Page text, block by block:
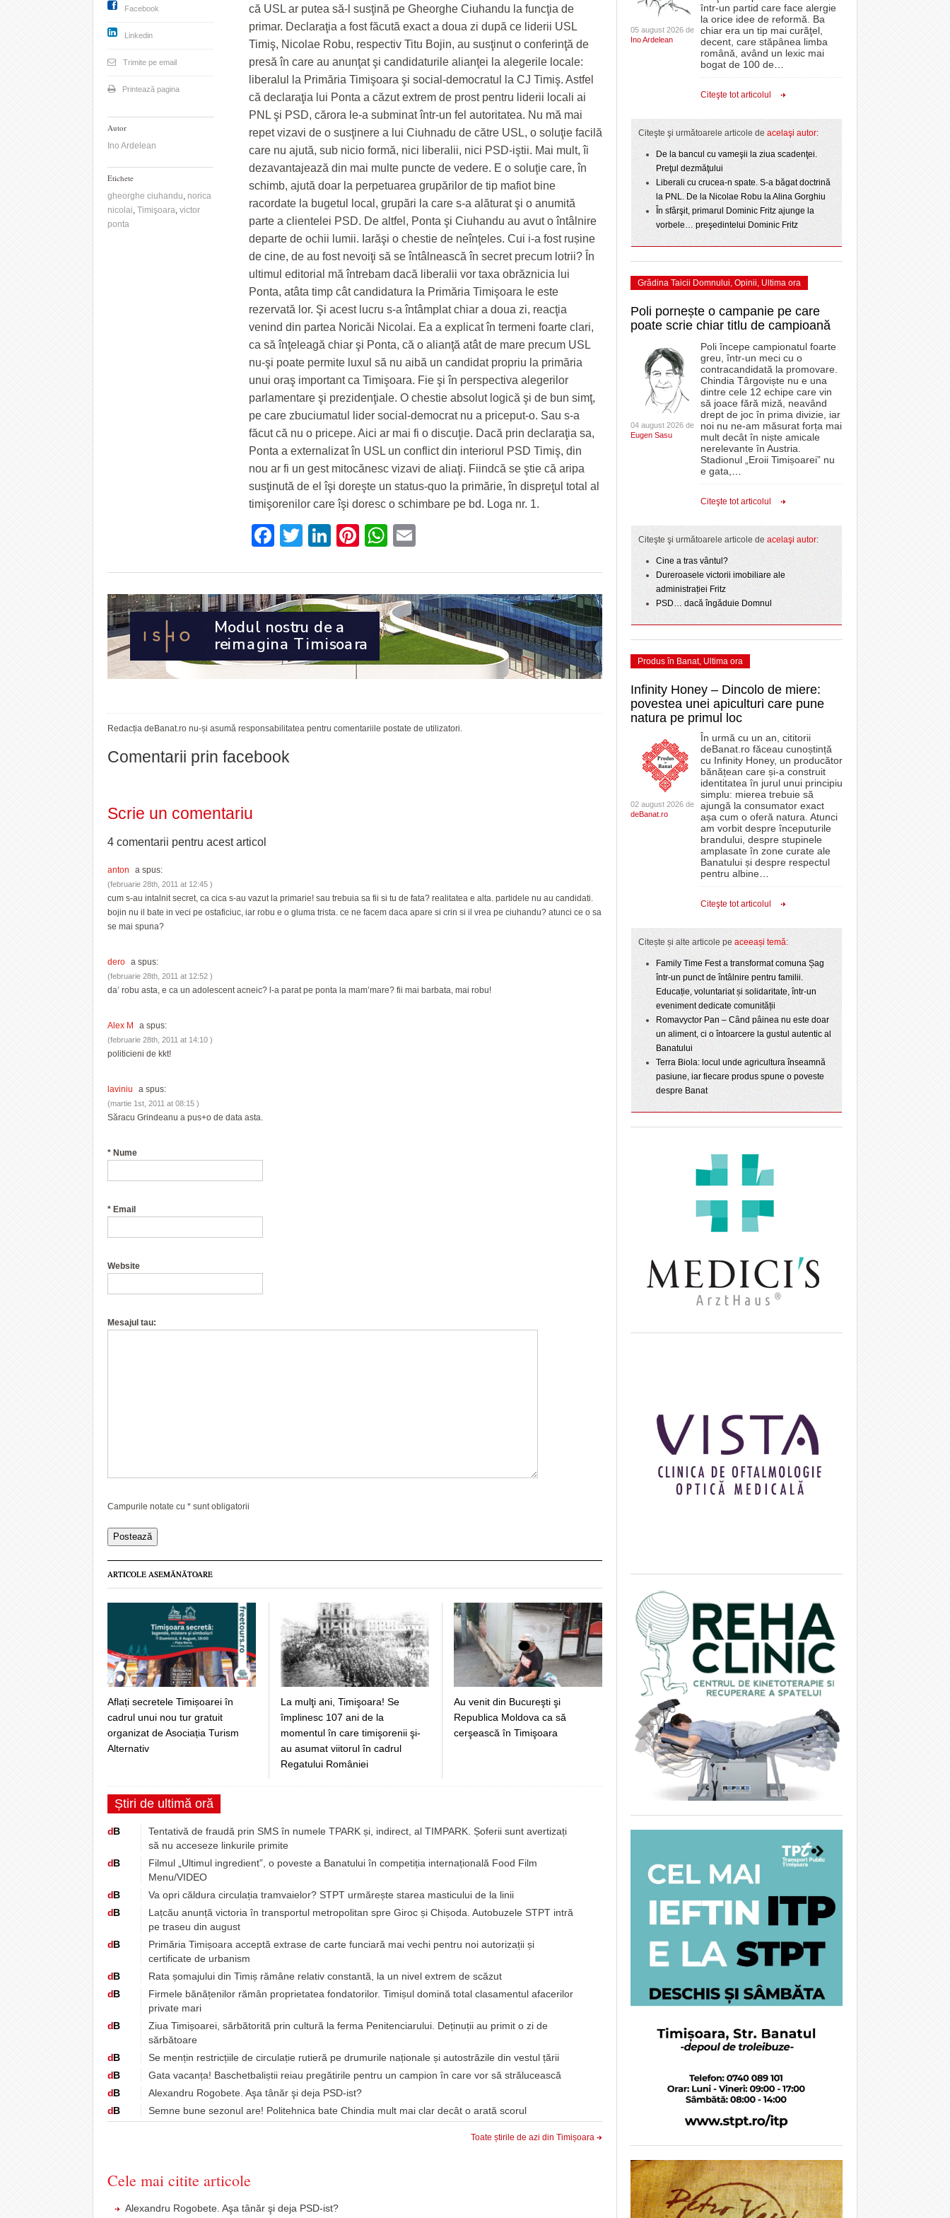
Primăria Timișoara vinde 3.500 de metri cubi de
lemn- 3 August 2026
o nouă serie de concerte, dar și cu un spetacol
de acrobație aeriană- 1 August 2026
View all
Ceauşescu a fost… “unicul vizionar al țării”
August 2026
Dominic Fritz denunţă un amendament introdus
special pentru el de PSD: Doar în țările
bananiere e folosită legea împotriva unui
adversar politic- 30 July 2026
Timiș. Mădălin Bunoiu se mută în conducere la
“Județ”, alături cu Claudiu Mihălceanu
2026
View all
dramatic în barajul de promovare- acum 2 zile
Politehnica încheie cantonamentul cu o victorie
- 25 July 2026
Pe drumul cel bun. Poli a învins o echipă de
Serie A, USD Lecce
ZIARISTU’ DE
CU OIŞTEA-N
KIERKEGAARD
FINANŢĂRI DE LA A
LA Z
PE SURSE
CLIPURI VIDEO
Ziua Timișoarei – City Celebration. Programul
ultimei zile
- 3 August 2026
Sărbătoarea continuă! Zeci de mii de oameni
View all
proiectelor derulate de instituție din fonduri
europene/FOTO
ANAF oferă persoanelor fizice posibilitatea să
beneficieze de Declarația Unică 212
2025
CLIPURI VIDEO
JOCURI ONLINE
DIVERSE
FARMACII DIN
GRĂDINIŢE DIN TIMIŞ
PRIMĂRIILE DIN TIMIŞ
SFATUL MEDICULUI
SFATURI JURIDICE
că USL ar putea să-l susţină pe Gheorghe Ciuhandu la funcţia de
primar. Declaraţia a fost făcută exact a doua zi după ce liderii USL
Timiş, Nicolae Robu, respectiv Titu Bojin, au susţinut o conferinţă de
presă în care au anunţat şi candidaturile alianţei la alegerile locale:
liberalul la Primăria Timişoara şi social-democratul la CJ Timiş. Astfel
că declaraţia lui Ponta a căzut extrem de prost pentru liderii locali ai
PNL şi PSD, cărora le-a subminat într-un fel autoritatea. Nu mă mai
repet vizavi de o susţinere a lui Ciuhnadu de către USL, o soluţie facilă
care nu ajută, sub nicio formă, nici liberalii, nici PSD-iştii. Mai mult, îi
dezavantajează din mai multe puncte de vedere. E o soluţie care, în
schimb, ajută doar la perpetuarea grupărilor de tip mafiot bine
racordate la bugetul local, grupări la care s-a alăturat şi o anumită
parte a clientelei PSD. De altfel, Ponta şi Ciuhandu au avut o întâlnire
departe de ochii lumii. Iarăşi o chestie de neînţeles. Cui i-a fost rușine
de cine, de au fost nevoiţi să se întâlnească în secret precum lotrii? În
ultimul editorial mă întrebam dacă liberalii vor taxa obrăznicia lui
Ponta, atâta timp cât candidatura la Primăria Timişoara le este
rezervată lor. Şi acest lucru s-a întâmplat chiar a doua zi, reacţia
venind din partea Noricăi Nicolai. Ea a explicat în termeni foarte clari,
ca să înţeleagă chiar şi Ponta, că o alianţă atât de mare precum USL
nu-şi poate permite luxul să nu aibă un candidat propriu la primăria
unui oraş important ca Timişoara. Fie şi în perspectiva alegerilor
parlamentare şi prezidenţiale. O chestie absolut logică şi de bun simţ,
pe care zbuciumatul lider social-democrat nu a priceput-o. Sau s-a
făcut că nu o pricepe. Aici ar mai fi o discuţie. Dacă prin declaraţia sa,
Ponta a externalizat în USL un conflict din interiorul PSD Timiş, din
nou ar fi un gest mitocănesc vizavi de aliaţi. Fiindcă se ştie că aripa
susţinută de el îşi doreşte un status-quo la primărie, în dispreţul total al
timişorenilor care îşi doresc o schimbare pe bd. Loga nr. 1.
Facebook
Twitter
LinkedIn
Pinterest
WhatsApp
Facebook
Linkedin
Trimite pe email
Printează pagina
Autor
Ino Ardelean
Etichete
gheorghe ciuhandu, norica
nicolai, Timişoara, victor
ponta
Redacția deBanat.ro nu-și asumă responsabilitatea pentru comentariile postate de utilizatori.
Comentarii prin facebook
Scrie un comentariu
4 comentarii pentru acest articol
anton a spus:
(februarie 28th, 2011 at 12:45 )
cum s-au intalnit secret, ca cica s-au vazut la primarie! sau trebuia sa fii si tu de fata? realitatea e alta. partidele nu au candidati.
bojin nu il bate in veci pe ostaficiuc, iar robu e o gluma trista. ce ne facem daca apare si crin si il vrea pe ciuhandu? atunci ce o sa
se mai spuna?
dero a spus:
(februarie 28th, 2011 at 12:52 )
da’ robu asta, e ca un adolescent acneic? l-a parat pe ponta la mam’mare? fii mai barbata, mai robu!
Alex M a spus:
(februarie 28th, 2011 at 14:10 )
politicieni de kkt!
laviniu a spus:
(martie 1st, 2011 at 08:15 )
Săracu Grindeanu a pus+o de data asta.
* Nume
* Email
Website
Mesajul tau:
Campurile notate cu * sunt obligatorii
ARTICOLE ASEMĂNĂTOARE
Aflați secretele Timișoarei în
cadrul unui nou tur gratuit
organizat de Asociația Turism
Alternativ
La mulţi ani, Timişoara! Se
împlinesc 107 ani de la
momentul în care timişorenii şi-
au asumat viitorul în cadrul
Regatului României
Au venit din Bucureşti şi
Republica Moldova ca să
cerşească în Timişoara
Știri de ultimă oră
dB
Tentativă de fraudă prin SMS în numele TPARK și, indirect, al TIMPARK. Șoferii sunt avertizați
să nu acceseze linkurile primite
dB
Filmul „Ultimul ingredient”, o poveste a Banatului în competiția internațională Food Film
Menu/VIDEO
dB
Va opri căldura circulația tramvaielor? STPT urmărește starea masticului de la linii
dB
Lațcău anunță victoria în transportul metropolitan spre Giroc și Chișoda. Autobuzele STPT intră
pe traseu din august
dB
Primăria Timișoara acceptă extrase de carte funciară mai vechi pentru noi autorizații și
certificate de urbanism
dB
Rata șomajului din Timiș rămâne relativ constantă, la un nivel extrem de scăzut
dB
Firmele bănățenilor rămân proprietatea fondatorilor. Timișul domină total clasamentul afacerilor
private mari
dB
Ziua Timișoarei, sărbătorită prin cultură la ferma Penitenciarului. Deținuții au primit o zi de
sărbătoare
dB
Se mențin restricțiile de circulație rutieră pe drumurile naționale și autostrăzile din vestul țării
dB
Gata vacanța! Baschetbaliștii reiau pregătirile pentru un campion în care vor să strălucească
dB
Alexandru Rogobete. Aşa tânăr şi deja PSD-ist?
dB Semne bune sezonul are! Politehnica bate Chindia mult mai clar decât o arată scorul
Toate știrile de azi din Timișoara
Cele mai citite articole
Alexandru Rogobete. Aşa tânăr şi deja PSD-ist?
05 august 2026 de
Ino Ardelean
într-un partid care face alergie
la orice idee de reformă. Ba
chiar era un tip mai curăţel,
decent, care stăpânea limba
română, având un lexic mai
bogat de 100 de
Citeşte tot articolul
Citeşte şi următoarele articole de acelaşi autor:
De la bancul cu vameşii la ziua scadenţei.
Preţul dezmăţului
Liberali cu crucea-n spate. S-a băgat doctrină
la PNL. De la Nicolae Robu la Alina Gorghiu
În sfârşit, primarul Dominic Fritz ajunge la
vorbele… preşedintelui Dominic Fritz
Grădina Taicii Domnului, Opinii, Ultima ora
Poli pornește o campanie pe care
poate scrie chiar titlu de campioană
04 august 2026 de
Eugen Sasu
Poli începe campionatul foarte
greu, într-un meci cu o
contracandidată la promovare.
Chindia Târgoviște nu e una
dintre cele 12 echipe care vin
să joace fără miză, neavând
drept de joc în prima divizie, iar
noi nu ne-am măsurat forța mai
mult decât în niște amicale
nerelevante în Austria.
Stadionul „Eroii Timișoarei” nu
e gata,
Citeşte tot articolul
Citeşte şi următoarele articole de acelaşi autor:
Cine a tras vântul?
Dureroasele victorii imobiliare ale
administrației Fritz
PSD… dacă îngăduie Domnul
Produs în Banat, Ultima ora
Infinity Honey – Dincolo de miere:
povestea unei apiculturi care pune
natura pe primul loc
02 august 2026 de
deBanat.ro
În urmă cu un an, cititorii
deBanat.ro făceau cunoștință
cu Infinity Honey, un producător
bănățean care și-a construit
identitatea în jurul unui principiu
simplu: mierea trebuie să
ajungă la consumator exact
așa cum o oferă natura. Atunci
am vorbit despre începuturile
brandului, despre stupinele
amplasate în zone curate ale
Banatului și despre respectul
pentru albine
Citeşte tot articolul
Citește și alte articole pe aceeași temă:
Family Time Fest a transformat comuna Șag
într-un punct de întâlnire pentru familii.
Educație, voluntariat și solidaritate, într-un
eveniment dedicate comunității
Romavyctor Pan – Când pâinea nu este doar
un aliment, ci o întoarcere la gustul autentic al
Banatului
Terra Biola: locul unde agricultura înseamnă
pasiune, iar fiecare produs spune o poveste
despre Banat